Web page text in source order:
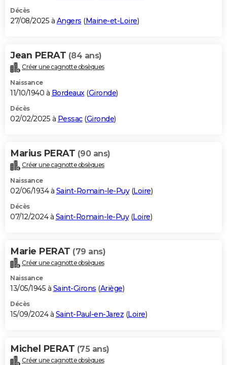
S'inscrire
Se connecter
Lycées
Collèges
Primaires
Universités
Entreprises
Service militaire
Avis de recherche
AVIS DE DÉCÈS
Bricolage
Lifestyle
Culture
Sport
Auto
Television
Voyage
Cinema
Décès
27/08/2025 à Angers (Maine-et-Loire)
Jean PERAT (84 ans)
Créer une cagnotte obsèques
Naissance
11/10/1940 à Bordeaux(Gironde)
Décès
02/02/2025 à Pessac(Gironde)
Marius PERAT (90 ans)
Créer une cagnotte obsèques
Naissance
02/06/1934 à Saint-Romain-le-Puy(Loire)
Décès
07/12/2024 à Saint-Romain-le-Puy(Loire)
Marie PERAT (79 ans)
Créer une cagnotte obsèques
Naissance
13/05/1945 à Saint-Girons (Ariège)
Décès
15/09/2024 à Saint-Paul-en-Jarez (Loire)
Michel PERAT (75 ans)
Créer une cagnotte obsèques